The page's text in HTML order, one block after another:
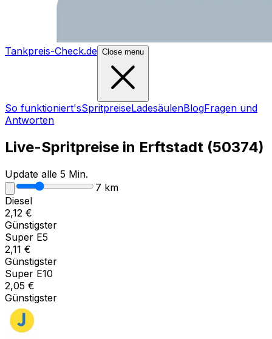
Tankpreis-Check.de Close menu
So funktioniert'sSpritpreiseLadesäulenBlogFragen und
Antworten
Live-Spritpreise in Erftstadt (50374)
Update alle 5 Min.
7 km
Diesel
2,12 €
Günstigster
Super E5
2,11 €
Günstigster
Super E10
2,05 €
Günstigster